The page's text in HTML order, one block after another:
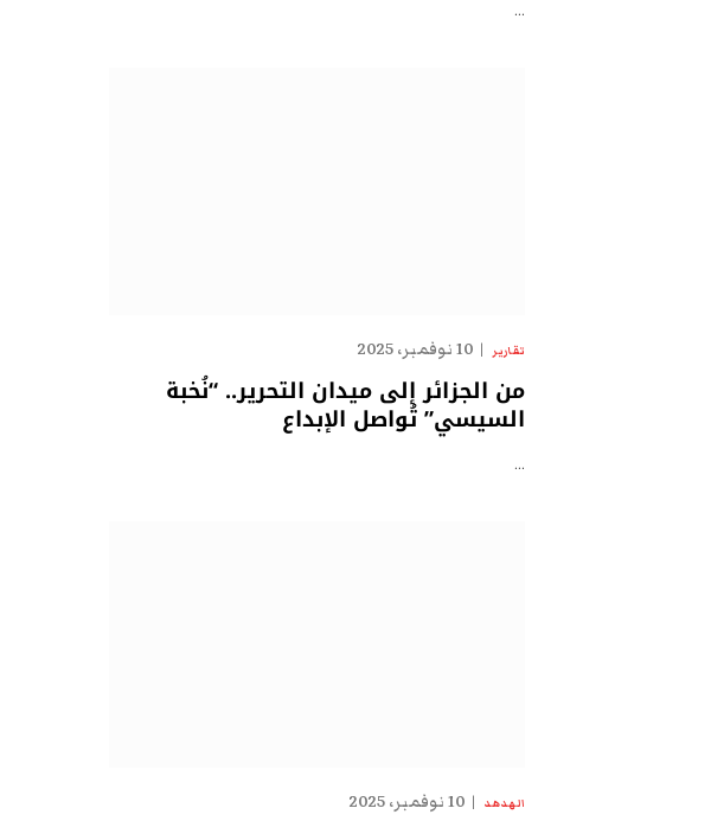
…
تقارير 10 نوفمبر، 2025
من الجزائر إلى ميدان التحرير.. “نُخبة
السيسي” تُواصل الإبداع
…
الهدهد 10 نوفمبر، 2025